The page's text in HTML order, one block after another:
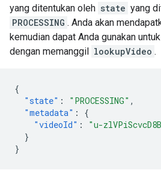
yang ditentukan oleh state yang
PROCESSING . Anda akan
kemudian dapat Anda gunakan
dengan memanggil lookupVideo .
{
"state" : "PROCESSING" ,
"metadata" :
{
"videoId" :
"u-
}
}